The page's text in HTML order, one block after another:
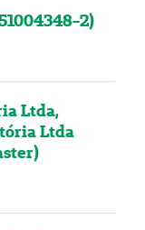
2)
Ltda,
Ltda